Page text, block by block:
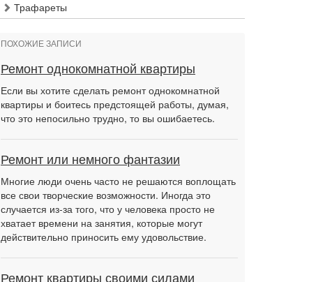
Трафареты
ПОХОЖИЕ ЗАПИСИ
Ремонт однокомнатной квартиры
Если вы хотите сделать ремонт однокомнатной
квартиры и боитесь предстоящей работы, думая,
что это непосильно трудно, то вы ошибаетесь.
Ремонт или немного фантазии
Многие люди очень часто не решаются воплощать
все свои творческие возможности. Иногда это
случается из-за того, что у человека просто не
хватает времени на занятия, которые могут
действительно приносить ему удовольствие.
Ремонт квартиры своими силами